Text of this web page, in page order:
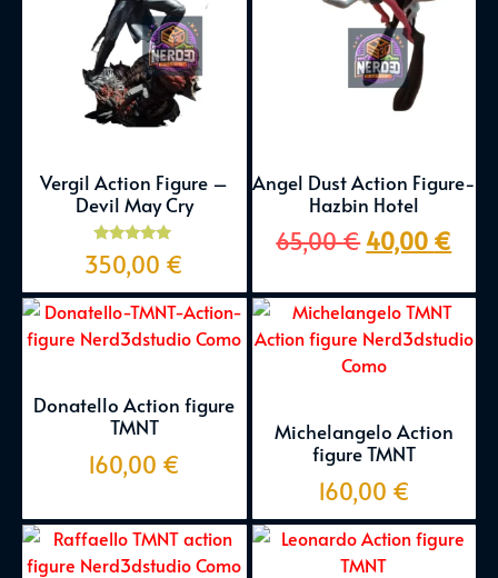
Vergil Action Figure –
Devil May Cry
Valutato
5.00
350,00 €
Angel Dust Action Figure-
Hazbin Hotel
65,00€ 40,00 €
Donatello Action figure
TMNT
160,00 €
Michelangelo Action
figure TMNT
160,00 €